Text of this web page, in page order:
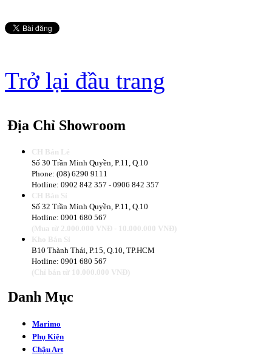
Trở lại đầu trang
Địa Chỉ Showroom
CH Bán Lẻ
Số 30 Trần Minh Quyền, P.11, Q.10
Phone: (08) 6290 9111
Hotline: 0902 842 357 - 0906 842 357
CH Bán Sỉ
Số 32 Trần Minh Quyền, P.11, Q.10
Hotline: 0901 680 567
(Mua từ 2.000.000 VNĐ - 10.000.000 VNĐ)
Kho Bán Sỉ
B10 Thành Thái, P.15, Q.10, TP.HCM
Hotline: 0901 680 567
(Chỉ bán từ 10.000.000 VNĐ)
Danh Mục
Marimo
Phụ Kiện
Chậu Art